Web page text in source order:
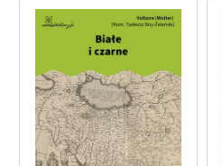
Logotypy
Materiały promocyjne
Polityka prywatności
Regulamin biblioteki
Dane fundacji i